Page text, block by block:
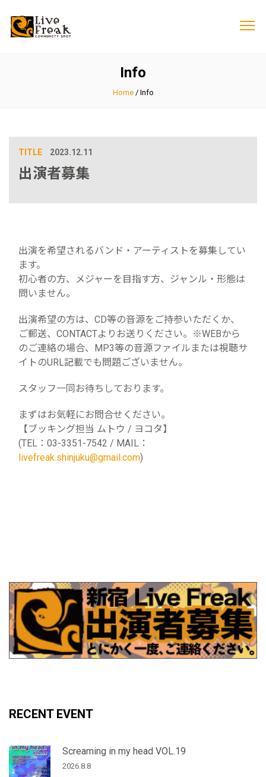
Info
Home/ Info
TITLE 2023.12.11
出演者募集
出演を希望されるバンド・アーティストを募集してい
ます。
初心者の方、メジャーを目指す方、ジャンル・形態は
問いません。
出演希望の方は、CD等の音源をご持参いただくか、
ご郵送、CONTACTよりお送りください。※WEBから
のご連絡の場合、MP3等の音源ファイルまたは視聴サ
イトのURL記載でも問題ございません。
スタッフ一同お待ちしております。
まずはお気軽にお問合せください。
【ブッキング担当 ムトウ / ヨコタ】
(TEL：03-3351-7542 / MAIL：
livefreak.shinjuku@gmail.com)
RECENT EVENT
Screaming in my head VOL.19
2026.8.8